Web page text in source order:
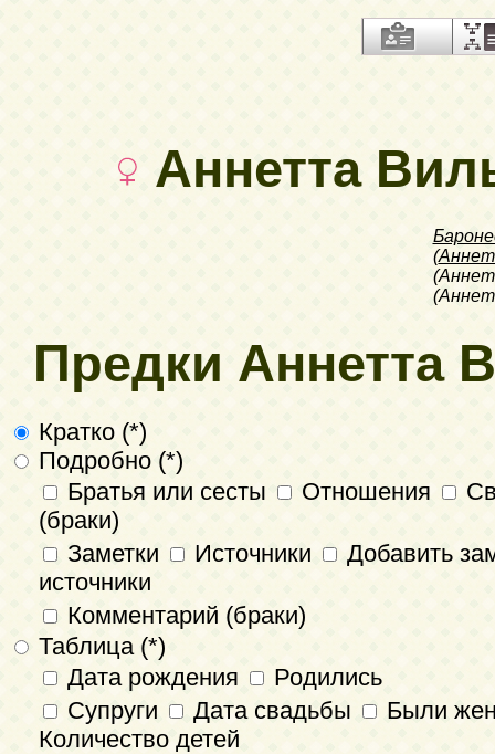
Аннетта
(
Предки Аннетта
Кратко (*)
Подробно (*)
Братья или сесты
Отношения
(браки)
Заметки
Источники
Добавить
источники
Комментарий (браки)
Таблица (*)
Дата рождения
Родились
Супруги
Дата свадьбы
Были
Количество детей